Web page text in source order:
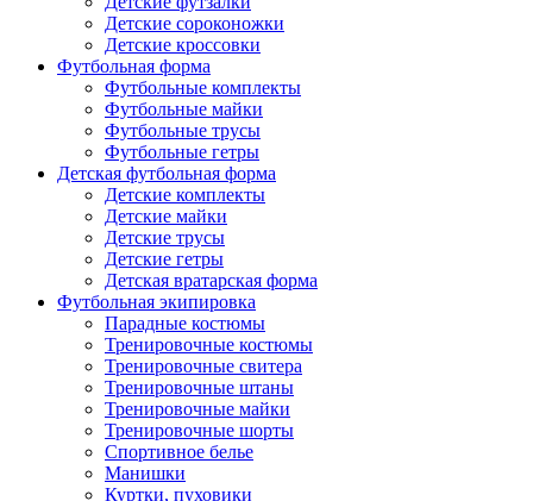
Детские сороконожки
Детские кроссовки
Футбольная форма
Футбольные комплекты
Футбольные майки
Футбольные трусы
Футбольные гетры
Детская футбольная форма
Детские комплекты
Детские майки
Детские трусы
Детские гетры
Детская вратарская форма
Футбольная экипировка
Парадные костюмы
Тренировочные костюмы
Тренировочные свитера
Тренировочные штаны
Тренировочные майки
Тренировочные шорты
Спортивное белье
Манишки
Куртки, пуховики